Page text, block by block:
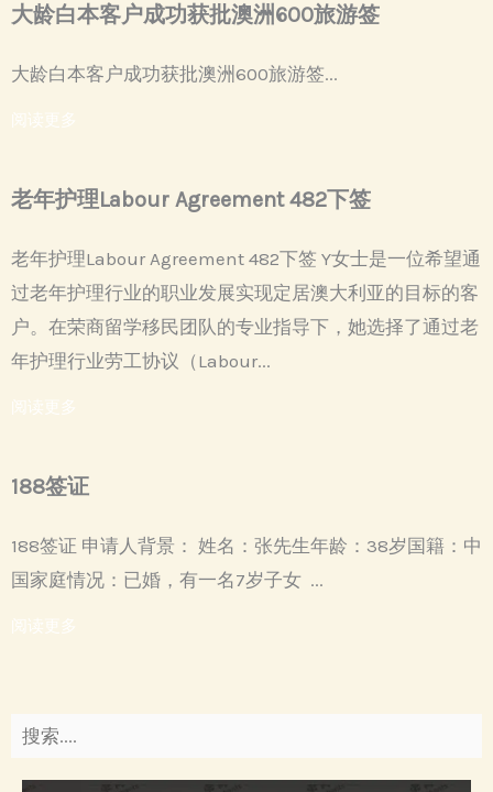
大龄白本客户成功获批澳洲600旅游签
大龄白本客户成功获批澳洲600旅游签...
阅读更多
老年护理Labour Agreement 482下签
老年护理Labour Agreement 482下签 Y女士是一位希望通
过老年护理行业的职业发展实现定居澳大利亚的目标的客
户。在荣商留学移民团队的专业指导下，她选择了通过老
年护理行业劳工协议（Labour...
阅读更多
188签证
188签证 申请人背景： 姓名：张先生年龄：38岁国籍：中
国家庭情况：已婚，有一名7岁子女 ...
阅读更多